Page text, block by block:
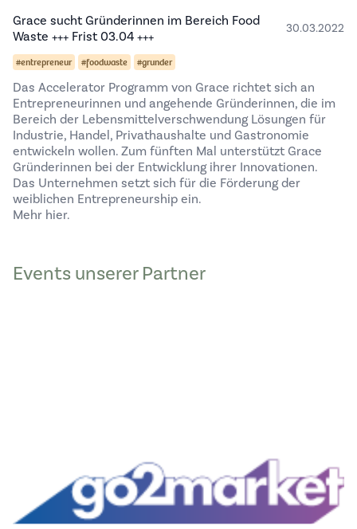
Grace sucht Gründerinnen im Bereich Food
Waste +++ Frist 03.04 +++
30.03.2022
#entrepreneur #foodwaste #grunder
Das Accelerator Programm von Grace richtet sich an
Entrepreneurinnen und angehende Gründerinnen, die im
Bereich der Lebensmittelverschwendung Lösungen für
Industrie, Handel, Privathaushalte und Gastronomie
entwickeln wollen. Zum fünften Mal unterstützt Grace
Gründerinnen bei der Entwicklung ihrer Innovationen.
Das Unternehmen setzt sich für die Förderung der
weiblichen Entrepreneurship ein.
Mehr hier.
Events unserer Partner